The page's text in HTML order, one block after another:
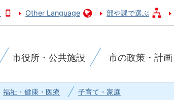
Other Language 部や課で選ぶ
市役所・公共施設 市の政策・計画
福祉・健康・医療
子育て・家庭